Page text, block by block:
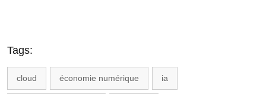
Tags:
cloud économie numérique ia